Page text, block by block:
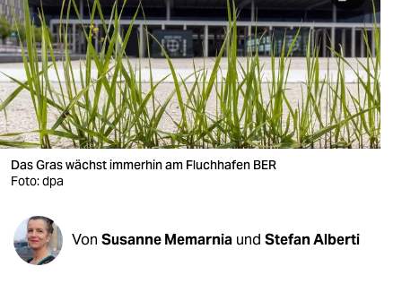
nord
wahrheit
verlag
verlag
veranstaltungen
fragen & hilfe
unterstützen
Das Gras wächst immerhin am Fluchhafen BER
Foto: dpa
Von Susanne Memarnia und Stefan Alberti